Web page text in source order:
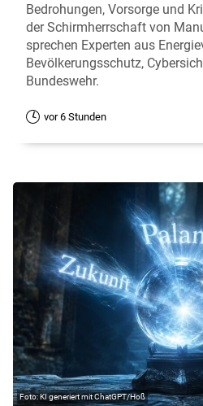
Bedrohungen, Vorsorge und
der Schirmherrschaft von
sprechen Experten aus
Bevölkerungsschutz,
Bundeswehr.
vor 6 Stunden
KI generiert mit ChatGPT/Hoß